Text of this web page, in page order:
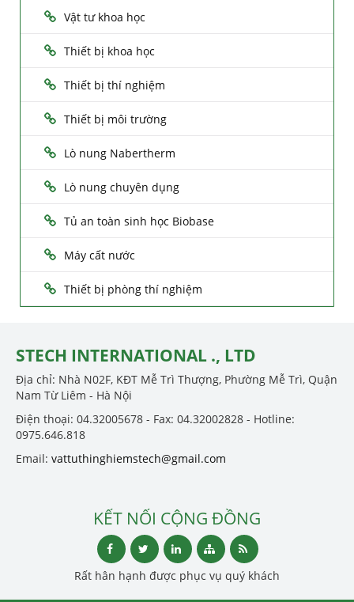
Vật tư khoa học
Thiết bị khoa học
Thiết bị thí nghiệm
Thiết bị môi trường
Lò nung Nabertherm
Lò nung chuyên dụng
Tủ an toàn sinh học Biobase
Máy cất nước
Thiết bị phòng thí nghiệm
STECH INTERNATIONAL ., LTD
Địa chỉ: Nhà N02F, KĐT Mễ Trì Thượng, Phường Mễ Trì, Quận
Nam Từ Liêm - Hà Nội
Điện thoại: 04.32005678 - Fax: 04.32002828 - Hotline:
0975.646.818
Email: vattuthinghiemstech@gmail.com
KẾT NỐI CỘNG ĐỒNG
Rất hân hạnh được phục vụ quý khách